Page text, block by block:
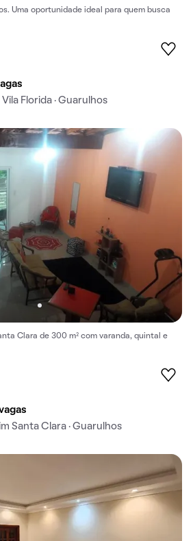
Uma oportunidade ideal para quem busca
Florida · Guarulhos
Clara de 300 m² com varanda, quintal e
Santa Clara · Guarulhos